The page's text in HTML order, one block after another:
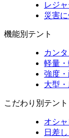
レジ
災害
機能別テント
カン
軽量
強度
大型
こだわり別テント
オシャ
日差